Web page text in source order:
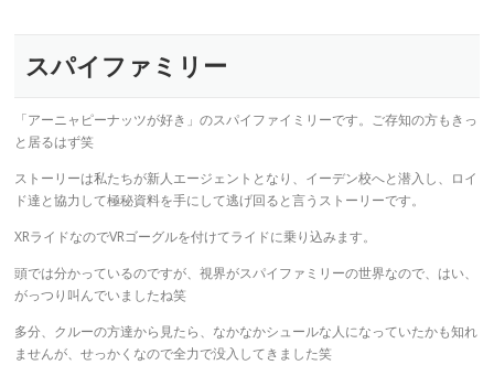
スパイファミリー
「アーニャピーナッツが好き」のスパイファイミリーです。ご存知の方もきっ
と居るはず笑
ストーリーは私たちが新人エージェントとなり、イーデン校へと潜入し、ロイ
ド達と協力して極秘資料を手にして逃げ回ると言うストーリーです。
XRライドなのでVRゴーグルを付けてライドに乗り込みます。
頭では分かっているのですが、視界がスパイファミリーの世界なので、はい、
がっつり叫んでいましたね笑
多分、クルーの方達から見たら、なかなかシュールな人になっていたかも知れ
ませんが、せっかくなので全力で没入してきました笑